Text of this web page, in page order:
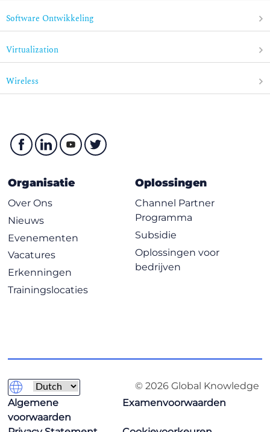
Software Ontwikkeling
Virtualization
Wireless
Organisatie
Over Ons
Nieuws
Evenementen
Vacatures
Erkenningen
Trainingslocaties
Oplossingen
Channel Partner
Programma
Subsidie
Oplossingen voor
bedrijven
© 2026 Global Knowledge
Algemene
voorwaarden
Examenvoorwaarden